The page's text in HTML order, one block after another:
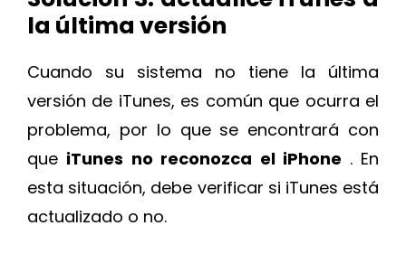
la última versión
Cuando su sistema no tiene la última
versión de iTunes, es común que ocurra el
problema, por lo que se encontrará con
que iTunes no reconozca el iPhone . En
esta situación, debe verificar si iTunes está
actualizado o no.